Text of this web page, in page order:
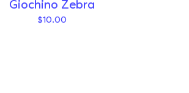
Giochino Zebra
$10.00